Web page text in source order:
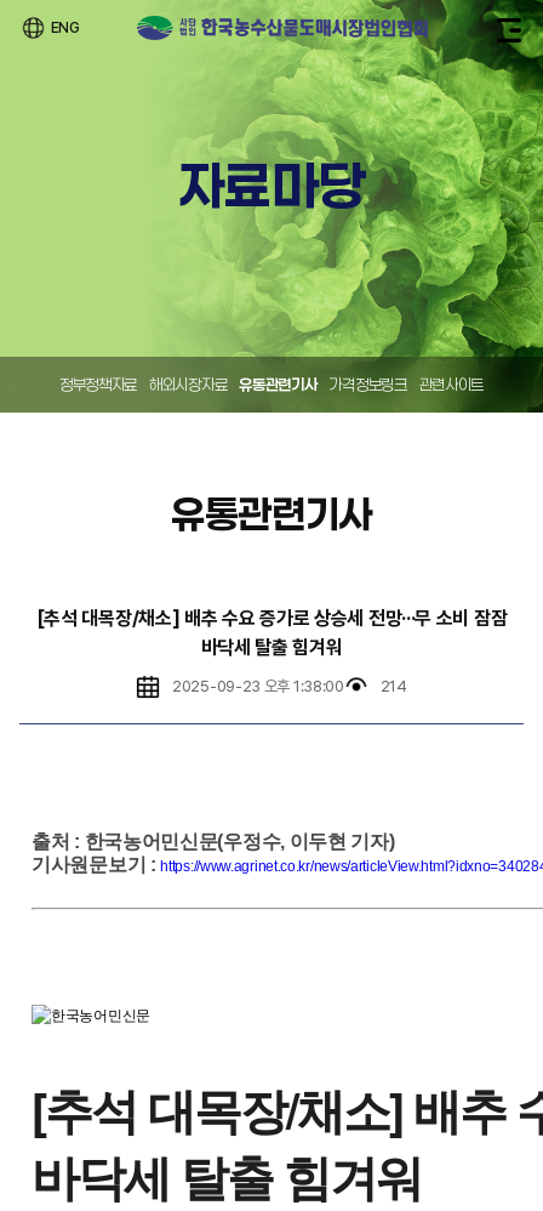
ENG
자료마당
정부정책자료 해외시장자료 유통관련기사 가격정보링크 관련사이트
유통관련기사
[추석 대목장/채소] 배추 수요 증가로 상승세 전망···무 소비 잠잠
바닥세 탈출 힘겨워
2025-09-23 오후 1:38:00 214
출처 : 한국농어민신문(우정수, 이두현 기자)
기사원문보기 :https://www.agrinet.co.kr/news/
[추석 대목장/채소] 배추
바닥세 탈출 힘겨워